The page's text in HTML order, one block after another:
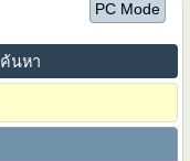
PC Mode
ค้นหา